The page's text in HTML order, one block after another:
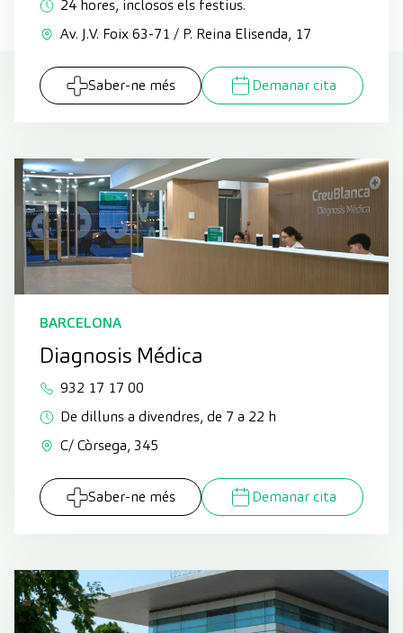
24 hores, inclosos els festius.
Av. J.V. Foix 63-71 / P. Reina Elisenda, 17
Saber-ne més Demanar cita
BARCELONA
Diagnosis Médica
932 17 17 00
De dilluns a divendres, de 7 a 22 h
C/ Còrsega, 345
Saber-ne més Demanar cita